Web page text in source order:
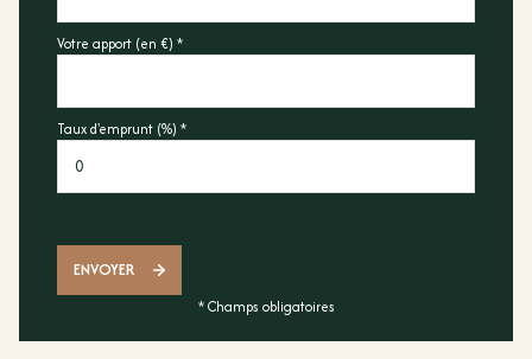
Votre apport (en €) *
Taux d'emprunt (%) *
ENVOYER
* Champs obligatoires